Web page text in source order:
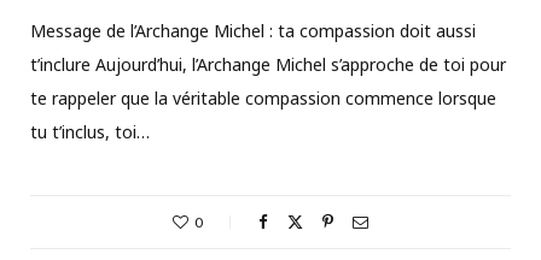
Message de l’Archange Michel : ta compassion doit aussi
t’inclure Aujourd’hui, l’Archange Michel s’approche de toi pour
te rappeler que la véritable compassion commence lorsque
tu t’inclus, toi…
0